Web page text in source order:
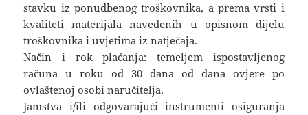
stavku iz ponudbenog troškovnika, a prema vrsti i
kvaliteti materijala navedenih u opisnom dijelu
troškovnika i uvjetima iz natječaja.
Način i rok plaćanja: temeljem ispostavljenog
računa u roku od 30 dana od dana ovjere po
ovlaštenoj osobi naručitelja.
Jamstva i/ili odgovarajući instrumenti osiguranja